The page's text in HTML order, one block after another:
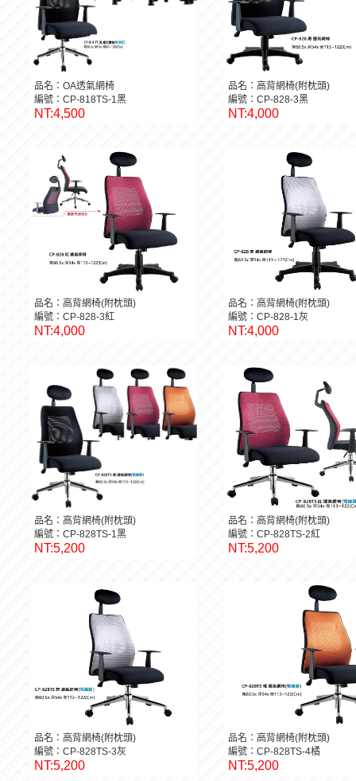
品名：OA透氣網椅
編號：CP-818TS-1黑
NT:4,500
品名：高背網椅(附枕頭)
編號：CP-828-3黑
NT:4,000
品名：高背網椅(附枕頭)
編號：CP-828-3紅
NT:4,000
品名：高背網椅(附枕頭)
編號：CP-828-1灰
NT:4,000
品名：高背網椅(附枕頭)
編號：CP-828TS-1黑
NT:5,200
品名：高背網椅(附枕頭)
編號：CP-828TS-2紅
NT:5,200
品名：高背網椅(附枕頭)
編號：CP-828TS-3灰
NT:5,200
品名：高背網椅(附枕頭)
編號：CP-828TS-4橘
NT:5,200